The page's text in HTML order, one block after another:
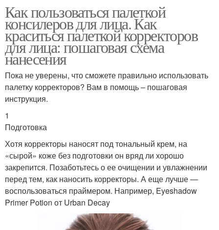
Как пользоваться палеткой
консилеров для лица. Как
краситься палеткой корректоров
для лица: пошаговая схема
нанесения
Пока не уверены, что сможете правильно использовать
палетку корректоров? Вам в помощь – пошаговая
инструкция.
1
Подготовка
Хотя корректоры наносят под тональный крем, на
«сырой» коже без подготовки он вряд ли хорошо
закрепится. Позаботьтесь о ее очищении и увлажнении
перед тем, как наносить корректоры. А еще лучше —
воспользоваться праймером. Например, Eyeshadow
Primer Potion от Urban Decay